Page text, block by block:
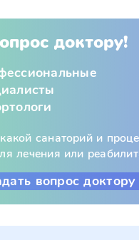
доктору!
санаторий и
лечения или
вопрос доктору